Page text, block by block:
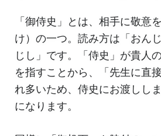
「御侍史」とは、相手に敬意
け）の一つ。読み方は「おん
じし」です。「侍史」が貴人
を指すことから、「先生に直
れ多いため、侍史にお渡しし
になります。